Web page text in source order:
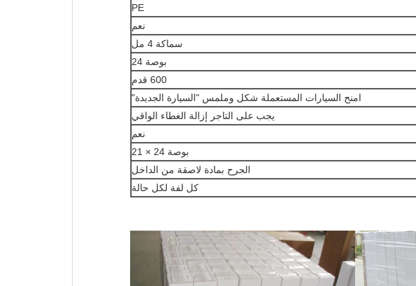
PE
نعم
سماكة 4 مل
بوصة 24
600 قدم
امنح السيارات المستعملة شكل وملمس "السيارة الجديدة"
يجب على التاجر إزالة الغطاء الواقي
نعم
بوصة 24 × 21
الجرح بمادة لاصقة من الداخل
كل لفة لكل حالة